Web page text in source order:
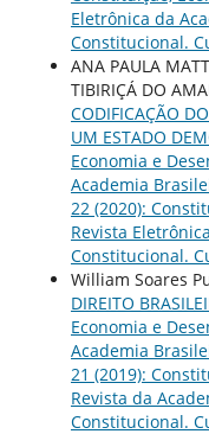
Eletrônica da
Constitucional.
ANA PAULA
TIBIRIÇÁ DO
CODIFICAÇÃO
UM ESTADO
Economia e
Academia
22 (2020):
Revista
Constitucional.
William Soares
DIREITO
Economia e
Academia
21 (2019):
Revista da
Constitucional.